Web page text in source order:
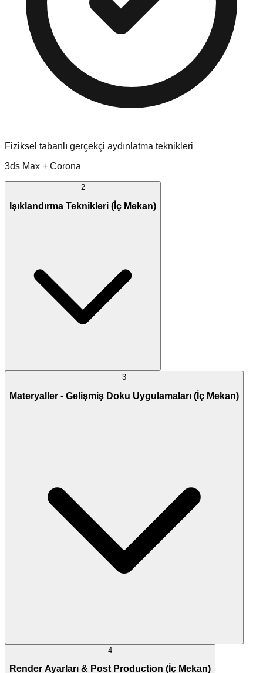
Fiziksel tabanlı gerçekçi aydınlatma teknikleri
3ds Max + Corona
2
Işıklandırma Teknikleri (İç Mekan)
3
Materyaller - Gelişmiş Doku Uygulamaları (İç Mekan)
4
Render Ayarları & Post Production (İç Mekan)